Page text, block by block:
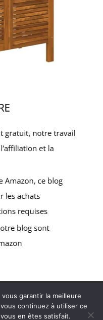
Mentions légales
garantir la meilleure
continuez à utiliser ce
en êtes satisfait.